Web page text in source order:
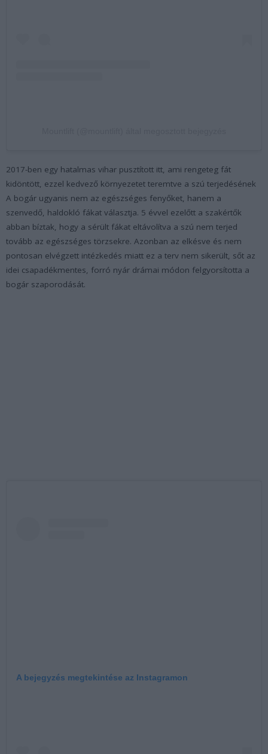
2017-ben egy hatalmas vihar pusztított itt, ami rengeteg fát
kidöntött, ezzel kedvező környezetet teremtve a szú terjedésének
A bogár ugyanis nem az egészséges fenyőket, hanem a
szenvedő, haldokló fákat választja. 5 évvel ezelőtt a szakértők
abban bíztak, hogy a sérült fákat eltávolítva a szú nem terjed
tovább az egészséges törzsekre. Azonban az elkésve és nem
pontosan elvégzett intézkedés miatt ez a terv nem sikerült, sőt az
idei csapadékmentes, forró nyár drámai módon felgyorsította a
bogár szaporodását.
A bejegyzés megtekintése az Instagramon